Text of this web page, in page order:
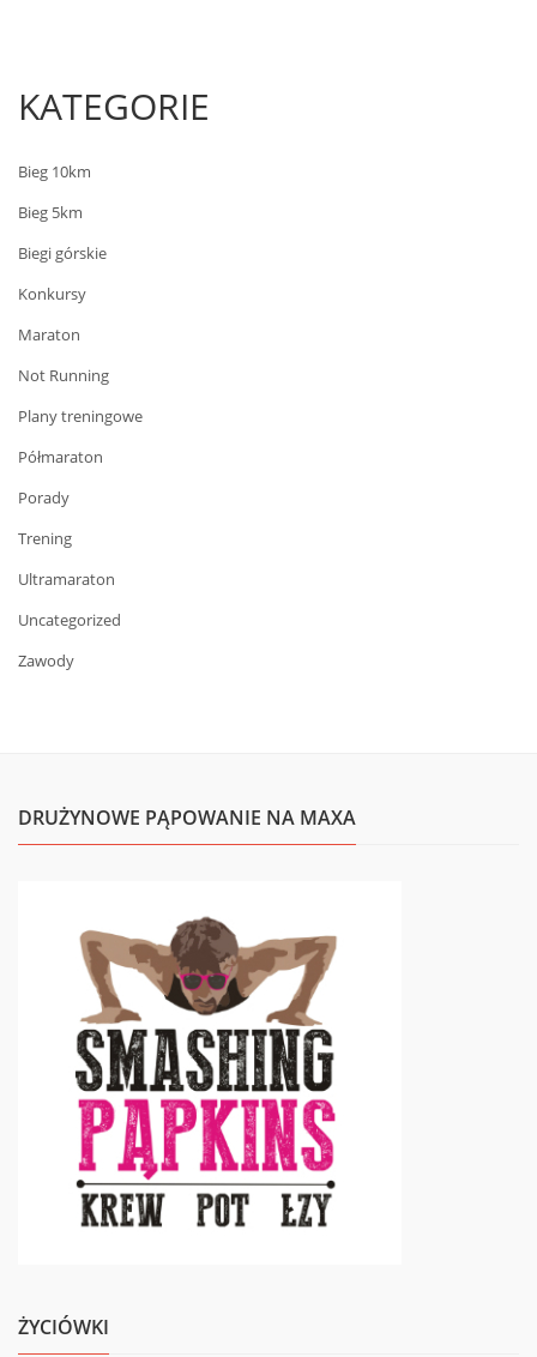
KATEGORIE
Bieg 10km
Bieg 5km
Biegi górskie
Konkursy
Maraton
Not Running
Plany treningowe
Półmaraton
Porady
Trening
Ultramaraton
Uncategorized
Zawody
DRUŻYNOWE PĄPOWANIE NA MAXA
ŻYCIÓWKI